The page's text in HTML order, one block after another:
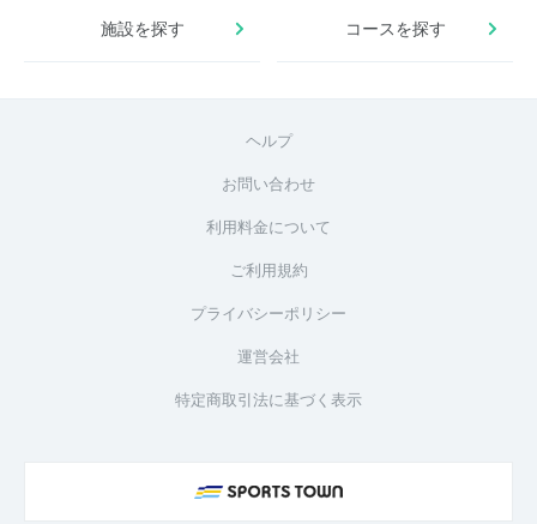
施設を探す コースを探す
ヘルプ
お問い合わせ
利用料金について
ご利用規約
プライバシーポリシー
運営会社
特定商取引法に基づく表示